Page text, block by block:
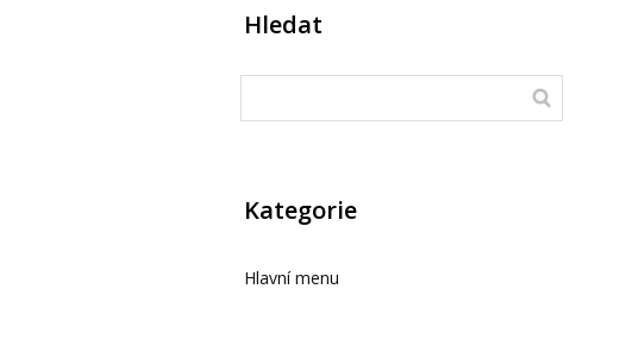
Hledat
Kategorie
Hlavní menu